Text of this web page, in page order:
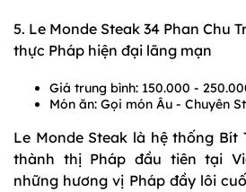
5. Le Monde Steak 34 Phan Chu
thực Pháp hiện đại lãng mạn
Giá trung bình: 150.000 -
Món ăn: Gọi món Âu - Chuyên
Le Monde Steak là hệ thống Bít
thành thị Pháp đầu tiên tại
những hương vị Pháp đầy lôi